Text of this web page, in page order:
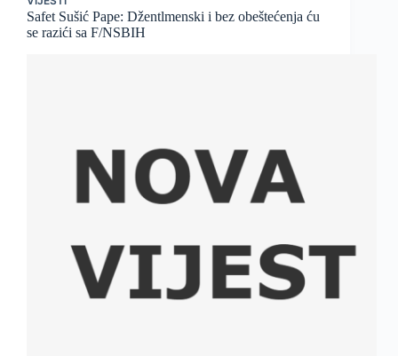
Safet Sušić Pape: Džentlmenski i bez obeštećenja ću
se razići sa F/NSBIH